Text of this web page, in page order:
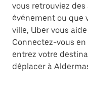
vous retrouviez
événement ou que
ville, Uber vous
Connectez-vous
entrez votre
déplacer à